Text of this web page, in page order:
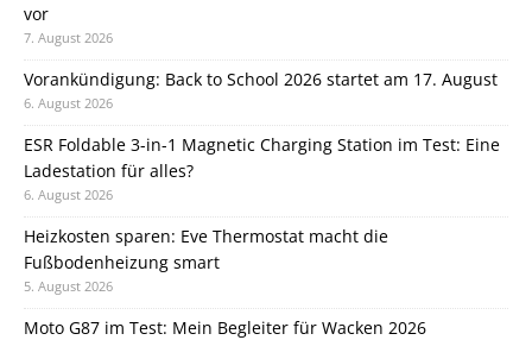
vor
7. August 2026
Vorankündigung: Back to School 2026 startet am 17. August
6. August 2026
ESR Foldable 3-in-1 Magnetic Charging Station im Test: Eine
Ladestation für alles?
6. August 2026
Heizkosten sparen: Eve Thermostat macht die
Fußbodenheizung smart
5. August 2026
Moto G87 im Test: Mein Begleiter für Wacken 2026